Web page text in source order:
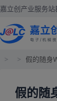
嘉立创产业服务站
> > 假的随身
假的随